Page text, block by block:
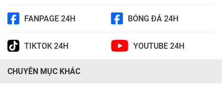
FANPAGE 24H BÓNG ĐÁ 24H
TIKTOK 24H YOUTUBE 24H
CHUYÊN MỤC KHÁC